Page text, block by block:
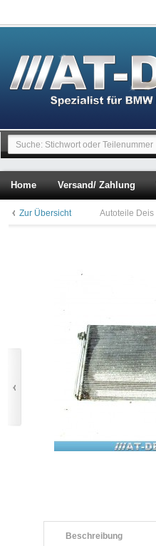
Home Versand/ Zahlung
Zur Übersicht Autoteile Deis
Beschreibung